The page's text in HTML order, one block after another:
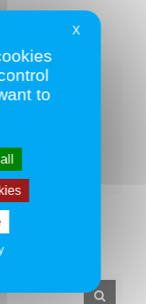
!
X
to